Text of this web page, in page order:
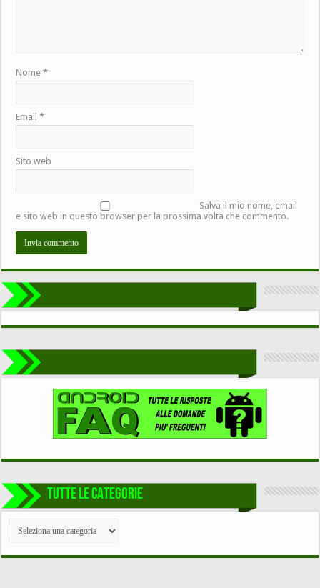
Nome*
Email*
Sito web
Salva il mio nome, email
e sito web in questo browser per la prossima volta che commento.
TUTTE LE CATEGORIE
TUTTE
CATEGORIE